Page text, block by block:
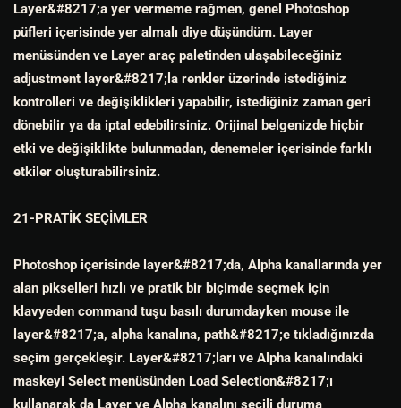
Layer&#8217;a yer vermeme rağmen, genel Photoshop
püfleri içerisinde yer almalı diye düşündüm. Layer
menüsünden ve Layer araç paletinden ulaşabileceğiniz
adjustment layer&#8217;la renkler üzerinde istediğiniz
kontrolleri ve değişiklikleri yapabilir, istediğiniz zaman geri
dönebilir ya da iptal edebilirsiniz. Orijinal belgenizde hiçbir
etki ve değişiklikte bulunmadan, denemeler içerisinde farklı
etkiler oluşturabilirsiniz.
21-PRATİK SEÇİMLER
Photoshop içerisinde layer&#8217;da, Alpha kanallarında yer
alan pikselleri hızlı ve pratik bir biçimde seçmek için
klavyeden command tuşu basılı durumdayken mouse ile
layer&#8217;a, alpha kanalına, path&#8217;e tıkladığınızda
seçim gerçekleşir. Layer&#8217;ları ve Alpha kanalındaki
maskeyi Select menüsünden Load Selection&#8217;ı
kullanarak da Layer ve Alpha kanalını seçili duruma